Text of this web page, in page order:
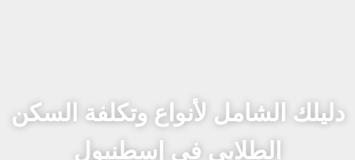
دليلك الشامل لأنواع وتكلفة السكن
الطلابي في إسطنبول